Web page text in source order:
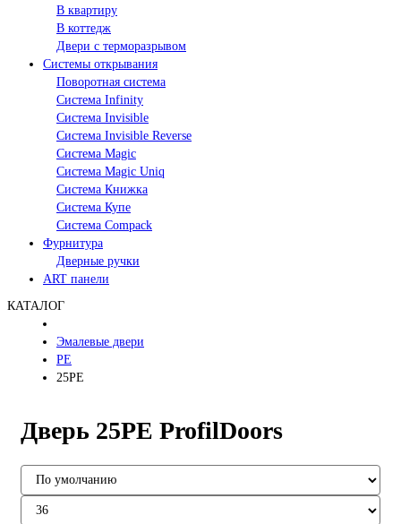
В квартиру
В коттедж
Двери с терморазрывом
Системы открывания
Поворотная система
Система Infinity
Система Invisible
Система Invisible Reverse
Система Magic
Система Magic Uniq
Система Книжка
Система Купе
Система Compack
Фурнитура
Дверные ручки
ART панели
КАТАЛОГ
Эмалевые двери
PE
25PE
Дверь 25PE ProfilDoors